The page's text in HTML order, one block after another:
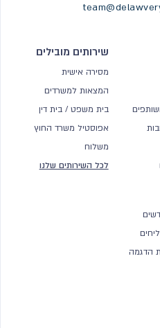
שירותים מובילים
מסירה אישית
המצאות למשרדים
בית משפט / בית דין
אפוסטיל משרד החוץ
משלוח
לכל השירותים שלנו
הדגמה